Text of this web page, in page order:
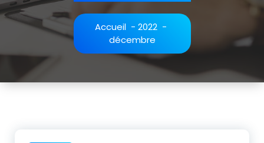
Accueil - 2022 -
décembre